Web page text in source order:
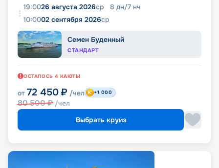
19:0026 августа 2026ср 8 дн/7 нч
10:0002 сентября 2026ср
Семен Буденный
СТАНДАРТ
ОСТАЛОСЬ 4 КАЮТЫ
от 72 450 ₽ /чел
80 500₽ /чел
+1 000
Выбрать круиз